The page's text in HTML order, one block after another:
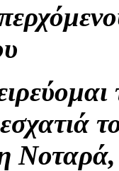
Νοταρά,